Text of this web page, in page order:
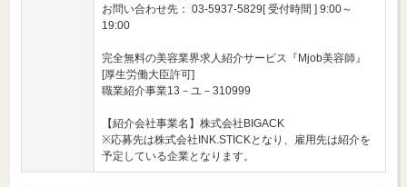
お問い合わせ先： 03-5937-5829[ 受付時間 ] 9:00～
19:00
完全無料の美容業界求人紹介サービス『Mjob美容師』
[厚生労働大臣許可]
職業紹介事業13－ユ－310999
【紹介会社事業名】株式会社BIGACK
※応募先は株式会社INK.STICKとなり、雇用先は紹介を
予定している企業となります。